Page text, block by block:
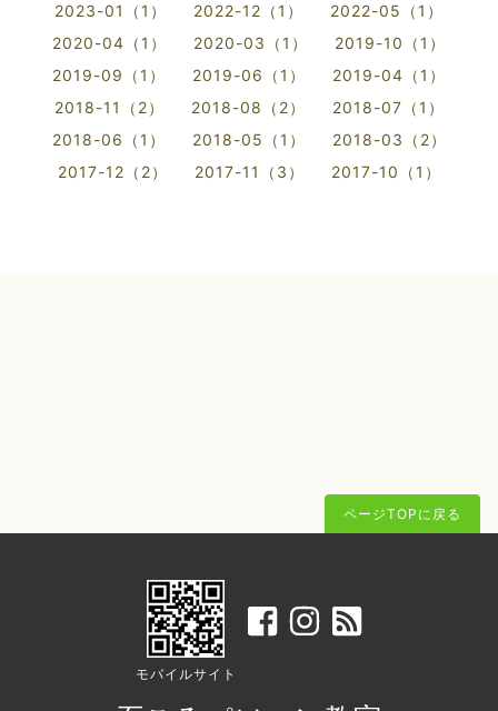
2023-01（1）
2022-12（1）
2022-05（1）
2020-04（1）
2020-03（1）
2019-10（1）
2019-09（1）
2019-06（1）
2019-04（1）
2018-11（2）
2018-08（2）
2018-07（1）
2018-06（1）
2018-05（1）
2018-03（2）
2017-12（2）
2017-11（3） 2017-10（1）
ページTOPに戻る
モバイルサイト